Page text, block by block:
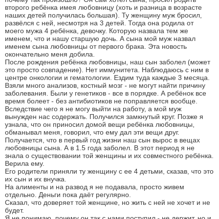
второго ребёнка имея любовницу (хоть и разница в возрасте
наших детей получилась большая). Ту женщину муж бросил,
развёлся с ней, несмотря на 3 детей. Тогда она родила от
моего мужа 4 ребёнка, девочку. Которую назвала тем же
именем, что и нашу старшую дочь. А сына мой муж назвал
именем сына любовницы от первого брака. Эта новость
окончательно меня добила.
После рождения ребёнка любовницы, наш сын заболел (может
это просто совпадение). Нет иммунитета. Наблюдаюсь с ним в
центре онкологии и гематологии. Ездим туда каждые 3 месяца.
Взяли много анализов, костный мозг - не могут найти причину
заболевания. Были у генетиков - все в порядке. А ребёнок все
время болеет - без антибиотиков не поправляется вообще.
Вследствие чего я не могу выйти на работу, а мой муж
вынужден нас содержать. Получился замкнутый круг. Позже я
узнала, что он приносил домой вещи ребёнка любовницы,
обманывал меня, говорил, что ему дал эти вещи друг.
Получается, что в первый год жизни наш сын вырос в вещах
любовницы сына. А в 1.5 года заболел. В этот период я не
знала о существовании той женщины и их совместного ребёнка.
Верила ему.
Его родители приняли ту женщину с ее 4 детьми, сказав, что это
их сын и их внучка.
На алименты и на развод я не подавала, просто живем
отдельно. Деньги пока даёт регулярно.
Сказал, что доверяет той женщине, но жить с ней не хочет и не
будет.